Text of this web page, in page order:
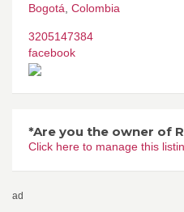
Bogotá Colombia
3205147384
facebook
*Are you the owner of
Click here to manage this
ad